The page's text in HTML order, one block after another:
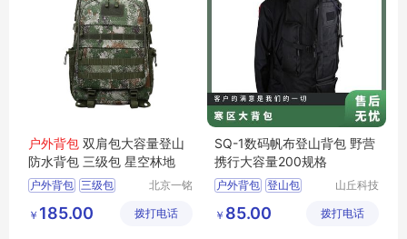
户外背包 双肩包大容量登山
防水背包 三级包 星空林地
户外背包 三级包
北京一铭
有限公司
￥ 185.00 拨打电话
SQ-1数码帆布登山背包 野营
携行大容量200规格
户外背包 登山包
大背包
山丘科技
有限公司
￥ 85.00 拨打电话